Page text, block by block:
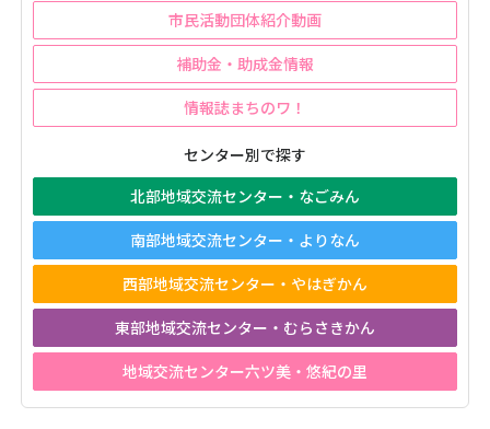
市民活動団体紹介動画
補助金・助成金情報
情報誌まちのワ！
センター別で探す
北部地域交流センター・なごみん
南部地域交流センター・よりなん
西部地域交流センター・やはぎかん
東部地域交流センター・むらさきかん
地域交流センター六ツ美・悠紀の里